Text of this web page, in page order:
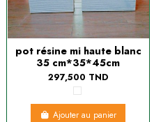
pot résine mi haute blanc
35 cm*35*45cm
297,500 TND
Ajouter au panier